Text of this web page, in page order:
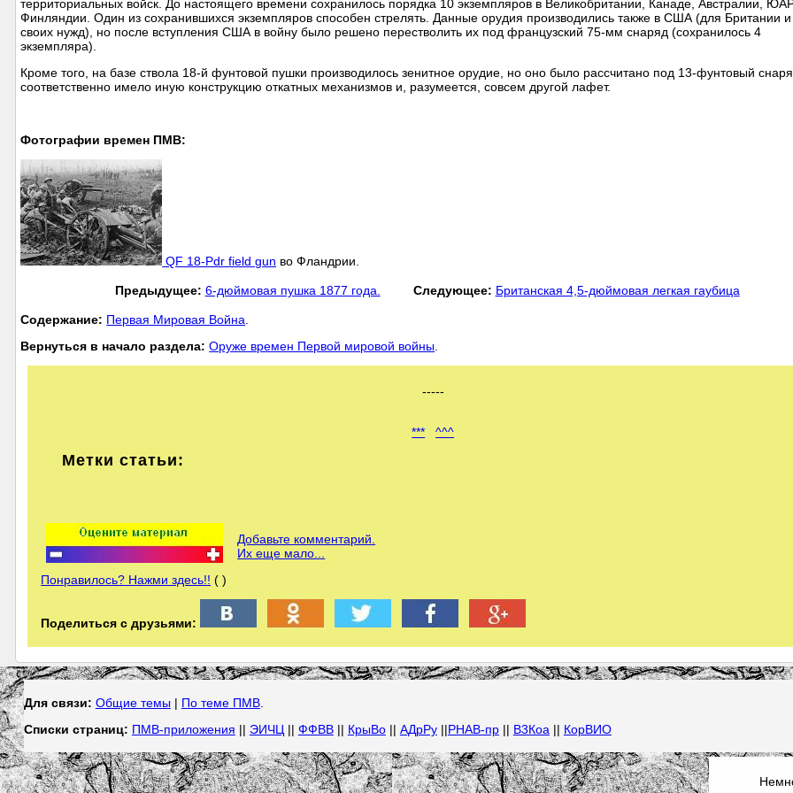
территориальных войск. До настоящего времени сохранилось порядка 10 экземпляров в Великобритании, Канаде, Австралии,
Финляндии. Один из сохранившихся экземпляров способен стрелять. Данные орудия производились также в США (для Британии
своих нужд), но после вступления США в войну было решено перестволить их под французский 75-мм снаряд (сохранилось 4
экземпляра).
Кроме того, на базе ствола 18-й фунтовой пушки производилось зенитное орудие, но оно было рассчитано под 13-фунтовый
соответственно имело иную конструкцию откатных механизмов и, разумеется, совсем другой лафет.
Фотографии времен ПМВ:
QF 18-Pdr field gun во Фландрии.
Предыдущее: 6-дюймовая пушка 1877 года. Следующее: Британская 4,5-дюймовая легкая гаубица
Cодержание: Первая Мировая Война
Вернуться в начало раздела: Оруже времен Первой мировой войны
-----
*** ^^^
Метки статьи:
Добавьте комментарий.
Их еще мало...
Понравилось? Нажми здесь!! ( )
Поделиться с друзьями:
Для связи: Общие темы | По теме ПМВ.
Списки страниц: ПМВ-приложения || ЭИЧЦ || ФФВВ|| КрыВо|| АДрРу||РНАВ-пр|| В3Коа || КорВИО